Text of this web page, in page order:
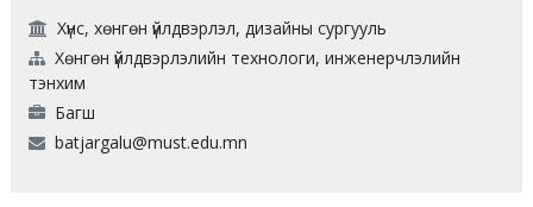
Хүнс, хөнгөн үйлдвэрлэл, дизайны сургууль
Хөнгөн үйлдвэрлэлийн технологи, инженерчлэлийн
тэнхим
Багш
batjargalu@must.edu.mn